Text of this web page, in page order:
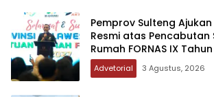
Pemprov Sulteng
Resmi atas Pencabutan
Rumah FORNAS IX
Advetorial 3 Agustus, 2026